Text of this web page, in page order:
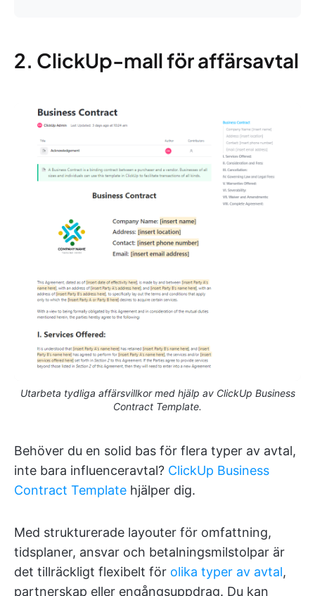
2. ClickUp-mall för affärsavtal
Utarbeta tydliga affärsvillkor med hjälp av ClickUp Business
Contract Template.
Behöver du en solid bas för flera typer av avtal,
inte bara influenceravtal? ClickUp Business
Contract Template hjälper dig.
Med strukturerade layouter för omfattning,
tidsplaner, ansvar och betalningsmilstolpar är
det tillräckligt flexibelt för olika typer av avtal,
partnerskap eller engångsuppdrag. Du kan